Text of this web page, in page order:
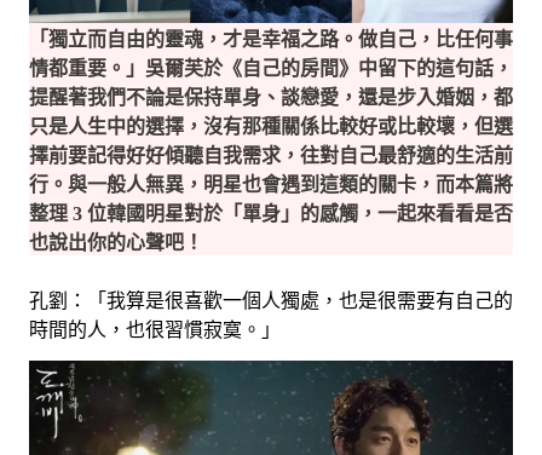
「獨立而自由的靈魂，才是幸福之路。做自己，比任何事
情都重要。」吳爾芙於《自己的房間》中留下的這句話，
提醒著我們不論是保持單身、談戀愛，還是步入婚姻，都
只是人生中的選擇，沒有那種關係比較好或比較壞，但選
擇前要記得好好傾聽自我需求，往對自己最舒適的生活前
行。與一般人無異，明星也會遇到這類的關卡，而本篇將
整理 3 位韓國明星對於「單身」的感觸，一起來看看是否
也說出你的心聲吧！
孔劉：「我算是很喜歡一個人獨處，也是很需要有自己的
時間的人，也很習慣寂寞。」